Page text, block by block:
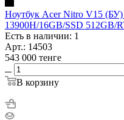
Ноутбук Acer Nitro V15
13900H/16GB/SSD 512GB/
Есть в наличии: 1
Арт.: 14503
543 000 тенге
В корзину